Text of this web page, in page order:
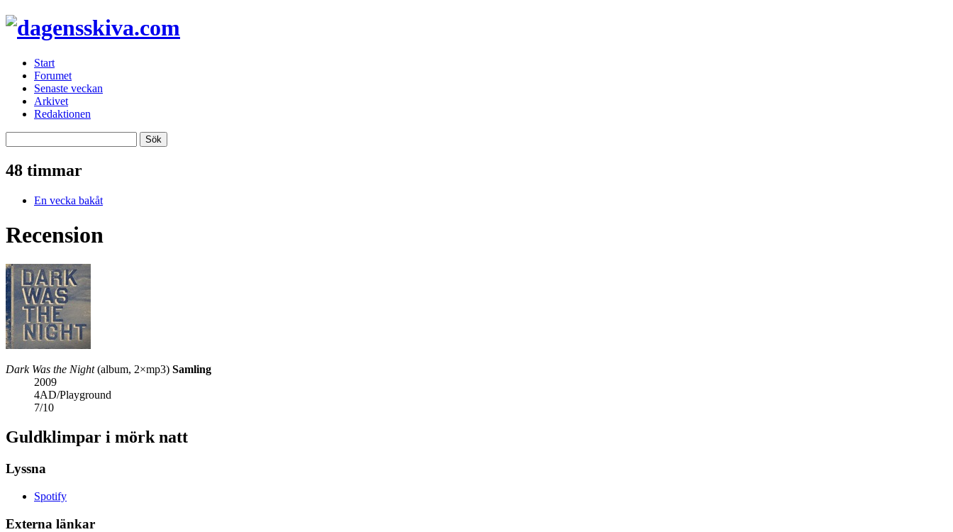
Start
Forumet
Senaste veckan
Arkivet
Redaktionen
48 timmar
En vecka bakåt
Recension
Dark Was the Night(album, 2×mp3) Samling
2009
4AD/Playground
7/10
Guldklimpar i mörk natt
Lyssna
Spotify
Externa länkar